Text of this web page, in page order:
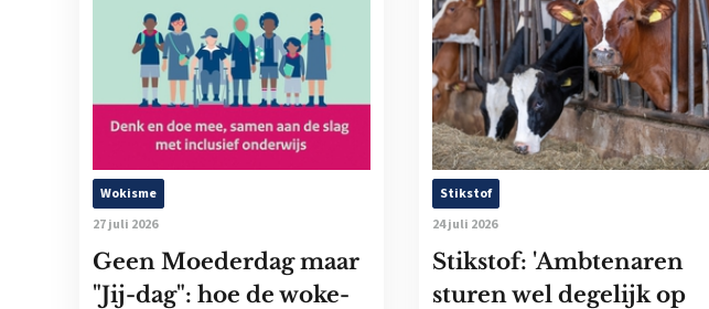
Wokisme
27 juli 2026
Geen Moederdag maar
"Jij-dag": hoe de woke-
Stikstof
24 juli 2026
Stikstof: 'Ambtenaren
sturen wel degelijk op